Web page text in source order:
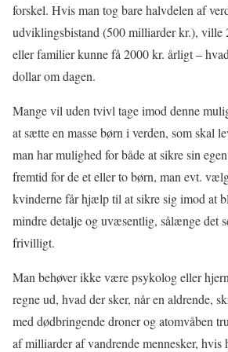
forskel. Hvis man tog bare halvdelen af
udviklingsbistand (500 milliarder kr.),
eller familier kunne få 2000 kr. årligt –
dollar om dagen.
Mange vil uden tvivl tage imod denne
at sætte en masse børn i verden, som skal
man har mulighed for både at sikre sin
fremtid for de et eller to børn, man evt.
kvinderne får hjælp til at sikre sig imod at
mindre detalje og uvæsentlig, sålænge det
frivilligt.
Man behøver ikke være psykolog eller
regne ud, hvad der sker, når en aldrende,
med dødbringende droner og atomvåben
af milliarder af vandrende mennesker, hvis